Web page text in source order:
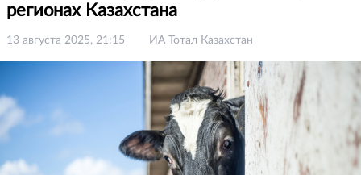
регионах Казахстана
13 августа 2025, 21:15 ИА Тотал Казахстан